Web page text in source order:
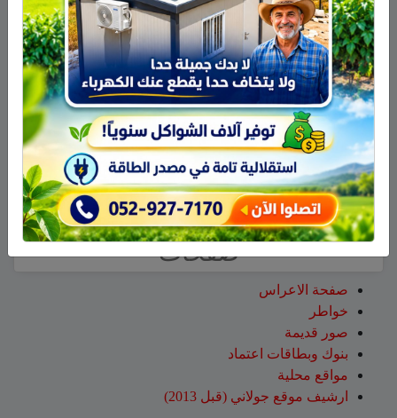
طليع محمودعلى
هل أصبح الزوج أو الزوجة مجرد سلعة
نتخلص منها بعد استعمالها؟
عبد اللهعلى
14 طاقم إطفاء والعديد من طائرات إطفاء
الحرائق لإخماد الحريق قرب عين قنية – فيديو
حسن طربيه
هادي أبو رافع يستعد لتسلق “مون بلان”..
أعلى قمة في أوروبا الغربية
صالح مرعي علىهادي أبو رافع يستعد لتسلق “مون بلان”..
أعلى قمة في أوروبا الغربية
زيدعلىهادي أبو رافع يستعد لتسلق “مون بلان”.. أعلى
قمة في أوروبا الغربية
صفحات
صفحة الاعراس
خواطر
صور قديمة
بنوك وبطاقات اعتماد
مواقع محلية
ارشيف موقع جولاني (قبل 2013)